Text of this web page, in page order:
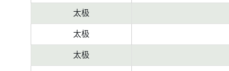
太极
太极
太极